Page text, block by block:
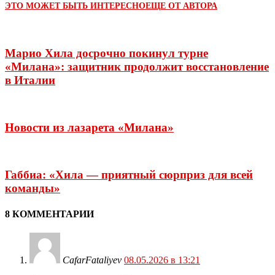
ЭТО МОЖЕТ БЫТЬ ИНТЕРЕСНОЕЩЕ ОТ АВТОРА
Марио Хила досрочно покинул турне
«Милана»: защитник продолжит восстановление
в Италии
Новости из лазарета «Милана»
Габбиа: «Хила — приятный сюрприз для всей
команды»
8 КОММЕНТАРИИ
CafarFataliyev 08.05.2026 в 13:21